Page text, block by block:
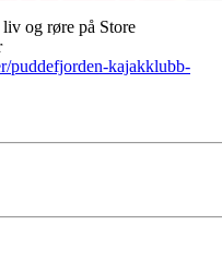
og røre på Store
puddefjorden-kajakklubb-